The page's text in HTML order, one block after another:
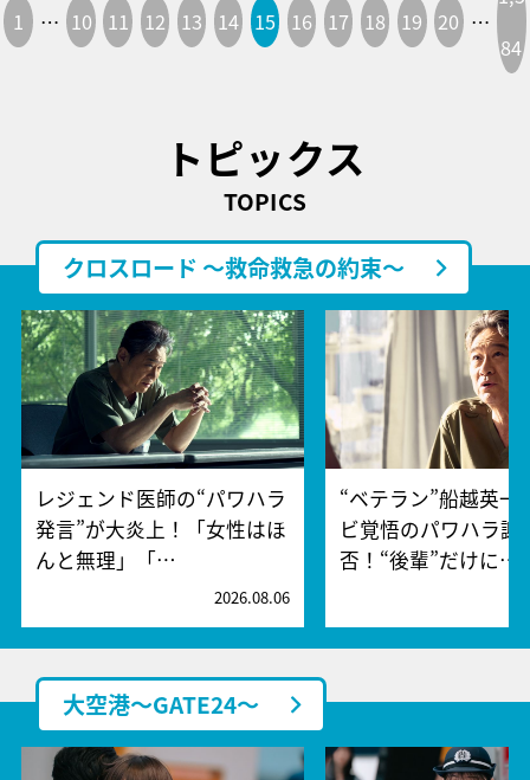
1 … 10 11 12 13 14 15 16 17 18 19 20 …
84
トピックス
TOPICS
クロスロード ～救命救急の約束～
レジェンド医師の“パワハラ
発言”が大炎上！「女性はほ
んと無理」「…
2026.08.06
“ベテラン”船越英一
ビ覚悟のパワハラ謝
否！“後輩”だけに…
大空港～GATE24～